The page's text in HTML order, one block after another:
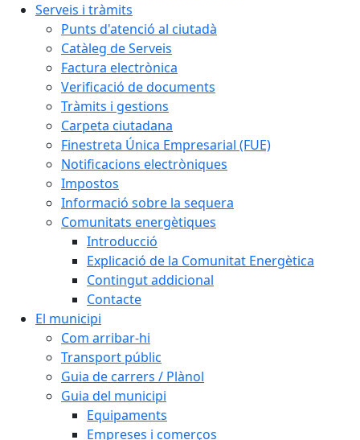
Serveis i tràmits
Punts d'atenció al ciutadà
Catàleg de Serveis
Factura electrònica
Verificació de documents
Tràmits i gestions
Carpeta ciutadana
Finestreta Única Empresarial (FUE)
Notificacions electròniques
Impostos
Informació sobre la sequera
Comunitats energètiques
Introducció
Explicació de la Comunitat Energètica
Contingut addicional
Contacte
El municipi
Com arribar-hi
Transport públic
Guia de carrers / Plànol
Guia del municipi
Equipaments
Empreses i comerços